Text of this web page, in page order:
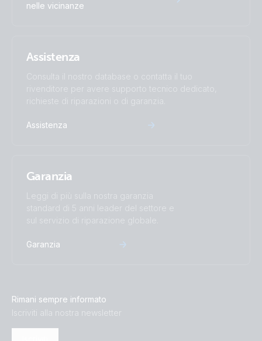
nelle vicinanze
Assistenza
Consulta il nostro database o contatta il tuo
rivenditore per avere supporto tecnico dedicato,
richieste di riparazioni o di garanzia.
Assistenza
Garanzia
Leggi di più sulla nostra garanzia
standard di 5 anni leader del settore e
sul servizio di riparazione globale.
Garanzia
Rimani sempre informato
Iscriviti alla nostra newsletter